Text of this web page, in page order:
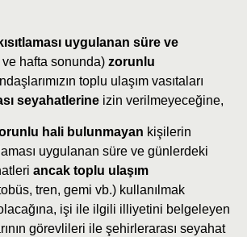
uygulanan süre ve
hafta sonunda) zorunlu
toplu ulaşım vasıtaları
seyahatlerine izin verilmeyeceğine,
hali bulunmayan kişilerin
uygulanan süre ve günlerdeki
ancak toplu ulaşım
tren, gemi vb.) kullanılmak
işi ile ilgili illiyetini belgeleyen
görevlileri ile şehirlerarası seyahat